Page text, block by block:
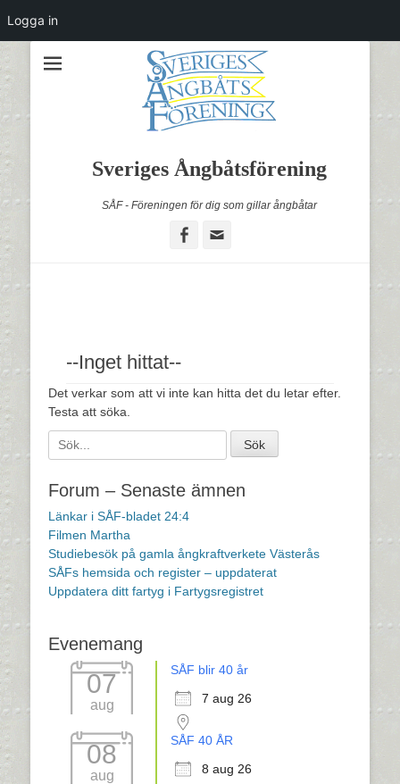
Sveriges Ångbåtsförening
SÅF - Föreningen för dig som gillar ångbåtar
Facebook
--Inget hittat--
Det verkar som att vi inte kan hitta det du letar efter.
Testa att söka.
Sök
efter:
Forum – Senaste ämnen
Länkar i SÅF-bladet 24:4
Filmen Martha
Studiebesök på gamla ångkraftverkete Västerås
SÅFs hemsida och register – uppdaterat
Uppdatera ditt fartyg i Fartygsregistret
Evenemang
07
aug
SÅF blir 40 år
7 aug 26
08
aug
SÅF 40 ÅR
8 aug 26
Logga in